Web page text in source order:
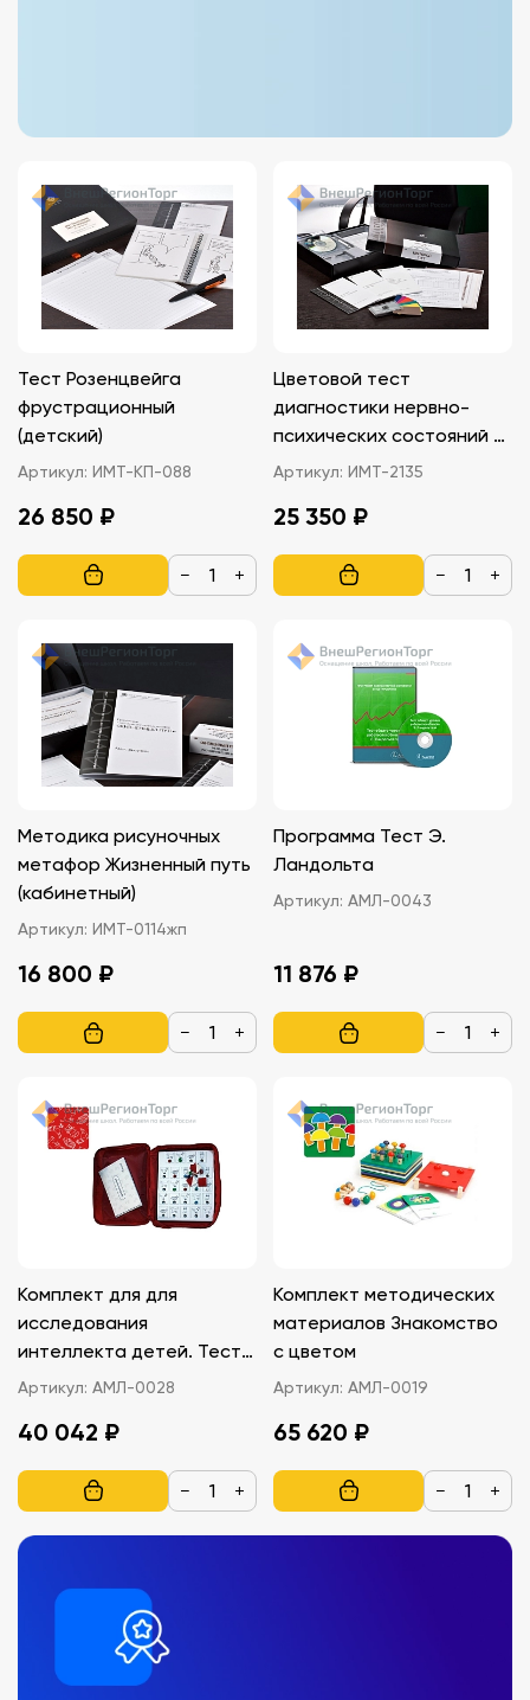
Тест Розенцвейга
фрустрационный
(детский)
Артикул: ИМТ-КП-088
26 850 ₽
− +
Цветовой тест
диагностики нервно-
психических состояний и
отношений (кабинетный)
Артикул: ИМТ-2135
25 350 ₽
− +
Методика рисуночных
метафор Жизненный путь
(кабинетный)
Артикул: ИМТ-0114жп
16 800 ₽
− +
Программа Тест Э.
Ландольта
Артикул: АМЛ-0043
11 876 ₽
− +
Комплект для для
исследования
интеллекта детей. Тест
Д. Векслера в адаптации
Артикул: АМЛ-0028
40 042 ₽
− +
Комплект методических
материалов Знакомство
с цветом
Артикул: АМЛ-0019
65 620 ₽
− +